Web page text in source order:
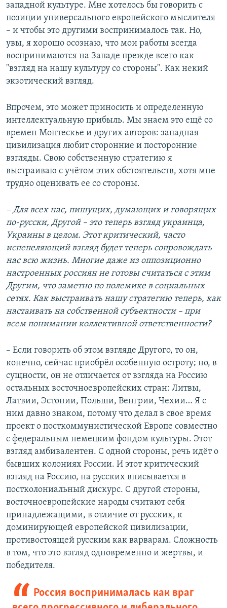
западной культуре. Мне хотелось бы говорить с
позиции универсального европейского мыслителя
– и чтобы это другими воспринималось так. Но,
увы, я хорошо осознаю, что мои работы всегда
воспринимаются на Западе прежде всего как
"взгляд на нашу культуру со стороны". Как некий
экзотический взгляд.
Впрочем, это может приносить и определенную
интеллектуальную прибыль. Мы знаем это ещё со
времен Монтескье и других авторов: западная
цивилизация любит сторонние и посторонние
взгляды. Свою собственную стратегию я
выстраиваю с учётом этих обстоятельств, хотя мне
трудно оценивать ее со стороны.
– Для всех нас, пишущих, думающих и говорящих
по-русски, Другой – это теперь взгляд украинца,
Украины в целом. Этот критический, часто
испепеляющий взгляд будет теперь сопровождать
нас всю жизнь. Многие даже из оппозиционно
настроенных россиян не готовы считаться с этим
Другим, что заметно по полемике в социальных
сетях. Как выстраивать нашу стратегию теперь, как
настаивать на собственной субъектности – при
всем понимании коллективной ответственности?
– Если говорить об этом взгляде Другого, то он,
конечно, сейчас приобрёл особенную остроту; но, в
сущности, он не отличается от взгляда на Россию
остальных восточноевропейских стран: Литвы,
Латвии, Эстонии, Польши, Венгрии, Чехии… Я с
ним давно знаком, потому что делал в свое время
проект о посткоммунистической Европе совместно
с федеральным немецким фондом культуры. Этот
взгляд амбивалентен. С одной стороны, речь идёт о
бывших колониях России. И этот критический
взгляд на Россию, на русских вписывается в
постколониальный дискурс. С другой стороны,
восточноевропейские народы считают себя
принадлежащими, в отличие от русских, к
доминирующей европейской цивилизации,
противостоящей русским как варварам. Сложность
в том, что это взгляд одновременно и жертвы, и
победителя.
Россия воспринималась как враг